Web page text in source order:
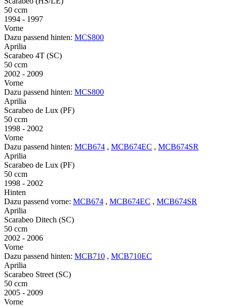
50 ccm
1994 - 1997
Vorne
Dazu passend hinten: MCS800
Aprilia
Scarabeo 4T (SC)
50 ccm
2002 - 2009
Vorne
Dazu passend hinten: MCS800
Aprilia
Scarabeo de Lux (PF)
50 ccm
1998 - 2002
Vorne
Dazu passend hinten: MCB674 , MCB674EC , MCB674SR
Aprilia
Scarabeo de Lux (PF)
50 ccm
1998 - 2002
Hinten
Dazu passend vorne: MCB674 , MCB674EC , MCB674SR
Aprilia
Scarabeo Ditech (SC)
50 ccm
2002 - 2006
Vorne
Dazu passend hinten: MCB710 , MCB710EC
Aprilia
Scarabeo Street (SC)
50 ccm
2005 - 2009
Vorne